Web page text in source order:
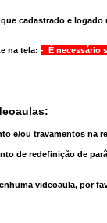
cadastrado e logado
na tela: - É necessário
e/ou travamentos na
de redefinição de
videoaula, por